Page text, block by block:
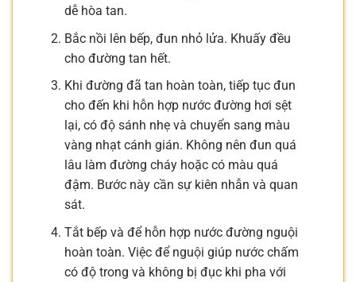
dễ hòa tan.
Bắc nồi lên bếp, đun nhỏ lửa. Khuấy đều
cho đường tan hết.
Khi đường đã tan hoàn toàn, tiếp tục đun
cho đến khi hỗn hợp nước đường hơi sệt
lại, có độ sánh nhẹ và chuyển sang màu
vàng nhạt cánh gián. Không nên đun quá
lâu làm đường cháy hoặc có màu quá
đậm. Bước này cần sự kiên nhẫn và quan
sát.
Tắt bếp và để hỗn hợp nước đường nguội
hoàn toàn. Việc để nguội giúp nước chấm
có độ trong và không bị đục khi pha với